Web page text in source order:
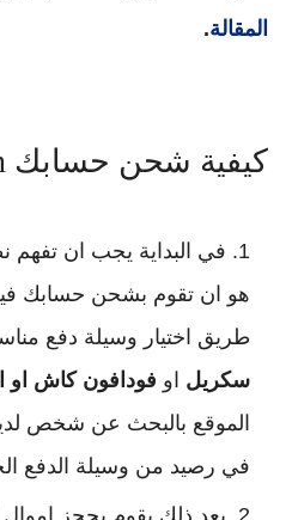
المقالة.
كيفية شحن حسابك Airtm ؟
في البداية يجب ان
هو ان تقوم بشحن حسابك
طريق اختيار وسيلة دفع
سكريل او فودافون كاش او
الموقع بالبحث عن شخص
في رصيد من وسيلة الدفع